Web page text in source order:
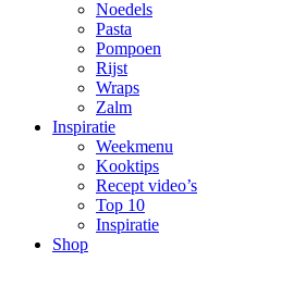
Noedels
Pasta
Pompoen
Rijst
Wraps
Zalm
Inspiratie
Weekmenu
Kooktips
Recept video’s
Top 10
Inspiratie
Shop